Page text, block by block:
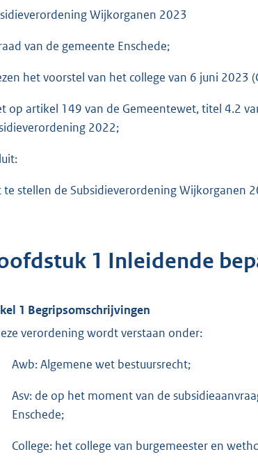
Wijkorganen 2023
van de gemeente Enschede;
het voorstel van het college van 6 juni 2023
op artikel 149 van de Gemeentewet, titel 4.2
2022;
te stellen de Subsidieverordening Wijkorganen
1 Inleidende
1 Begripsomschrijvingen
verordening wordt verstaan onder:
Awb: Algemene wet bestuursrecht;
Asv: de op het moment van de
Enschede;
College: het college van burgemeester en